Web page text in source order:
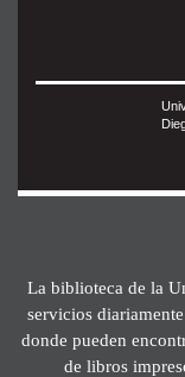
La biblioteca de la
servicios
donde pueden
de libros